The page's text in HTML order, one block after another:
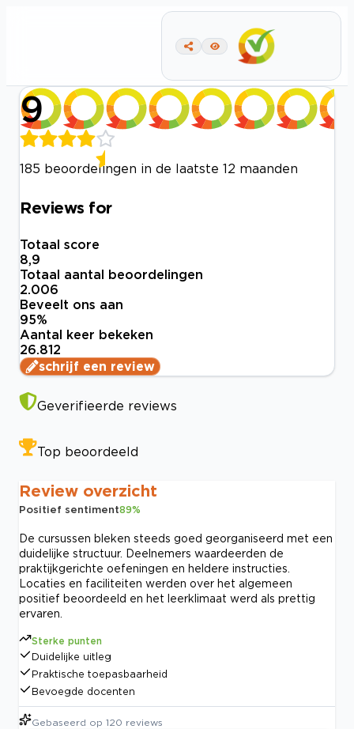
9
185 beoordelingen in de laatste 12 maanden
Reviews for
Totaal score
8,9
Totaal aantal beoordelingen
2.006
Beveelt ons aan
95%
Aantal keer bekeken
26.812
schrijf een review
Geverifieerde reviews
Top beoordeeld
Review overzicht
Positief sentiment89%
De cursussen bleken steeds goed georganiseerd met een
duidelijke structuur. Deelnemers waardeerden de
praktijkgerichte oefeningen en heldere instructies.
Locaties en faciliteiten werden over het algemeen
positief beoordeeld en het leerklimaat werd als prettig
ervaren.
Sterke punten
Duidelijke uitleg
Praktische toepasbaarheid
Bevoegde docenten
Gebaseerd op 120 reviews